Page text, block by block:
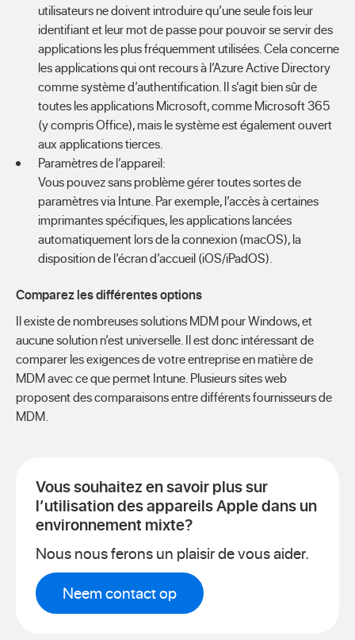
utilisateurs ne doivent introduire qu’une seule fois leur
identifiant et leur mot de passe pour pouvoir se servir des
applications les plus fréquemment utilisées. Cela concerne
les applications qui ont recours à l’Azure Active Directory
comme système d’authentification. Il s’agit bien sûr de
toutes les applications Microsoft, comme Microsoft 365
(y compris Office), mais le système est également ouvert
aux applications tierces.
Paramètres de l’appareil:
Vous pouvez sans problème gérer toutes sortes de
paramètres via Intune. Par exemple, l’accès à certaines
imprimantes spécifiques, les applications lancées
automatiquement lors de la connexion (macOS), la
disposition de l’écran d’accueil (iOS/iPadOS).
Comparez les différentes options
Il existe de nombreuses solutions MDM pour Windows, et
aucune solution n’est universelle. Il est donc intéressant de
comparer les exigences de votre entreprise en matière de
MDM avec ce que permet Intune. Plusieurs sites web
proposent des comparaisons entre différents fournisseurs de
MDM.
Vous souhaitez en savoir plus sur
l’utilisation des appareils Apple dans un
environnement mixte?
Nous nous ferons un plaisir de vous aider.
Neem contact op